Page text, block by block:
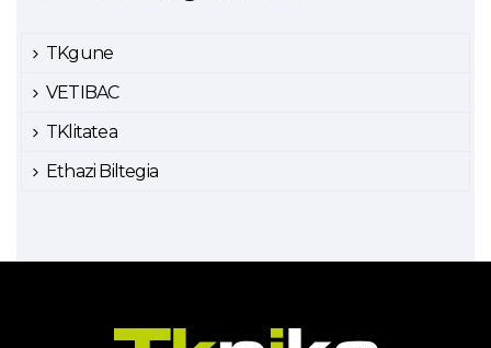
TKgune
VETIBAC
TKlitatea
Ethazi Biltegia